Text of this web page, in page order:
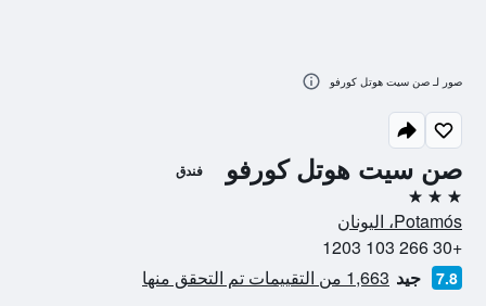
صن سيت هوتل كورفو فندق
3 نجوم
Potamós، اليونان
+30 266 103 1203
7.8 جيد 1,663 من التقييمات تم التحقق منها
صور لـ صن سيت هوتل كورفو